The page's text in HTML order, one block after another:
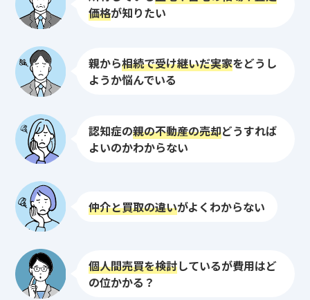
価格が知りたい
親から相続で受け継いだ実家をどうし
ようか悩んでいる
認知症の親の不動産の売却どうすれば
よいのかわからない
仲介と買取の違いがよくわからない
個人間売買を検討しているが費用はど
の位かかる？